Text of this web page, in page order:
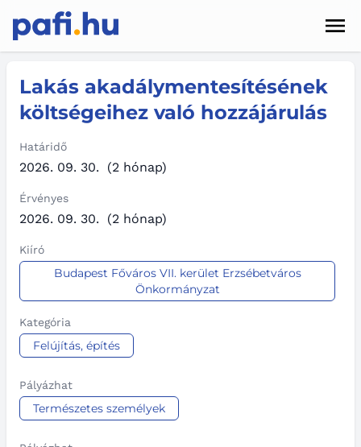
Pályázatok
Szolgáltatások
Sötét mód
Lakás akadálymentesítésének
költségeihez való hozzájárulás
Határidő
2026. 09. 30. (2 hónap)
Érvényes
2026. 09. 30. (2 hónap)
Kiíró
Budapest Főváros VII. kerület Erzsébetváros
Önkormányzat
Kategória
Felújítás, építés
Pályázhat
Természetes személyek